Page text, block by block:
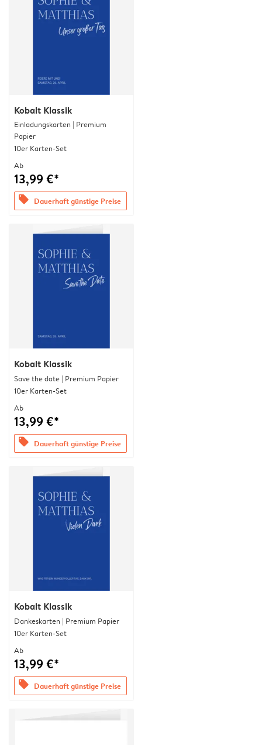
Kobalt Klassik
Einladungskarten | Premium
Papier
10er Karten-Set
Ab
13,99 €*
offers Dauerhaft günstige Preise
Kobalt Klassik
Save the date | Premium Papier
10er Karten-Set
Ab
13,99 €*
offers Dauerhaft günstige Preise
Kobalt Klassik
Dankeskarten | Premium Papier
10er Karten-Set
Ab
13,99 €*
offers Dauerhaft günstige Preise